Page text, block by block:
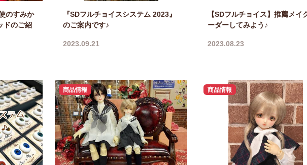
のすみか
ドのご紹
『SDフルチョイスシステム 2023』
のご案内です♪
2023.09.21
【SDフルチョイス】推薦メイ
ーダーしてみよう♪
2023.08.23
商品情報 商品情報